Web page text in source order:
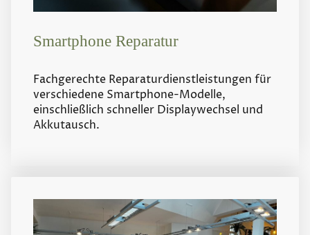
Smartphone Reparatur
Fachgerechte Reparaturdienstleistungen für
verschiedene Smartphone-Modelle,
einschließlich schneller Displaywechsel und
Akkutausch.